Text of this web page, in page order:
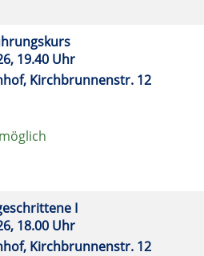
19.40 Uhr
Kirchbrunnenstr. 12
I
18.00 Uhr
Kirchbrunnenstr. 12